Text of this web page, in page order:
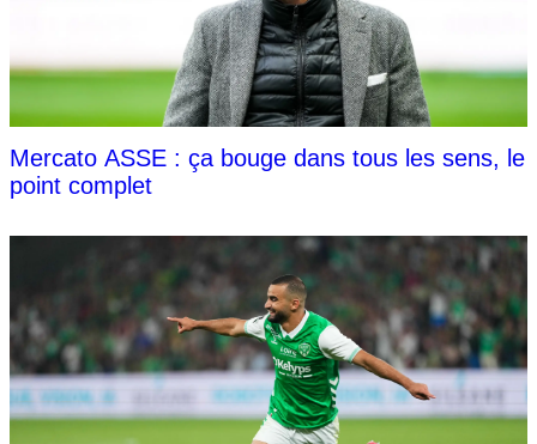
Mercato ASSE : ça bouge dans tous les sens, le
point complet